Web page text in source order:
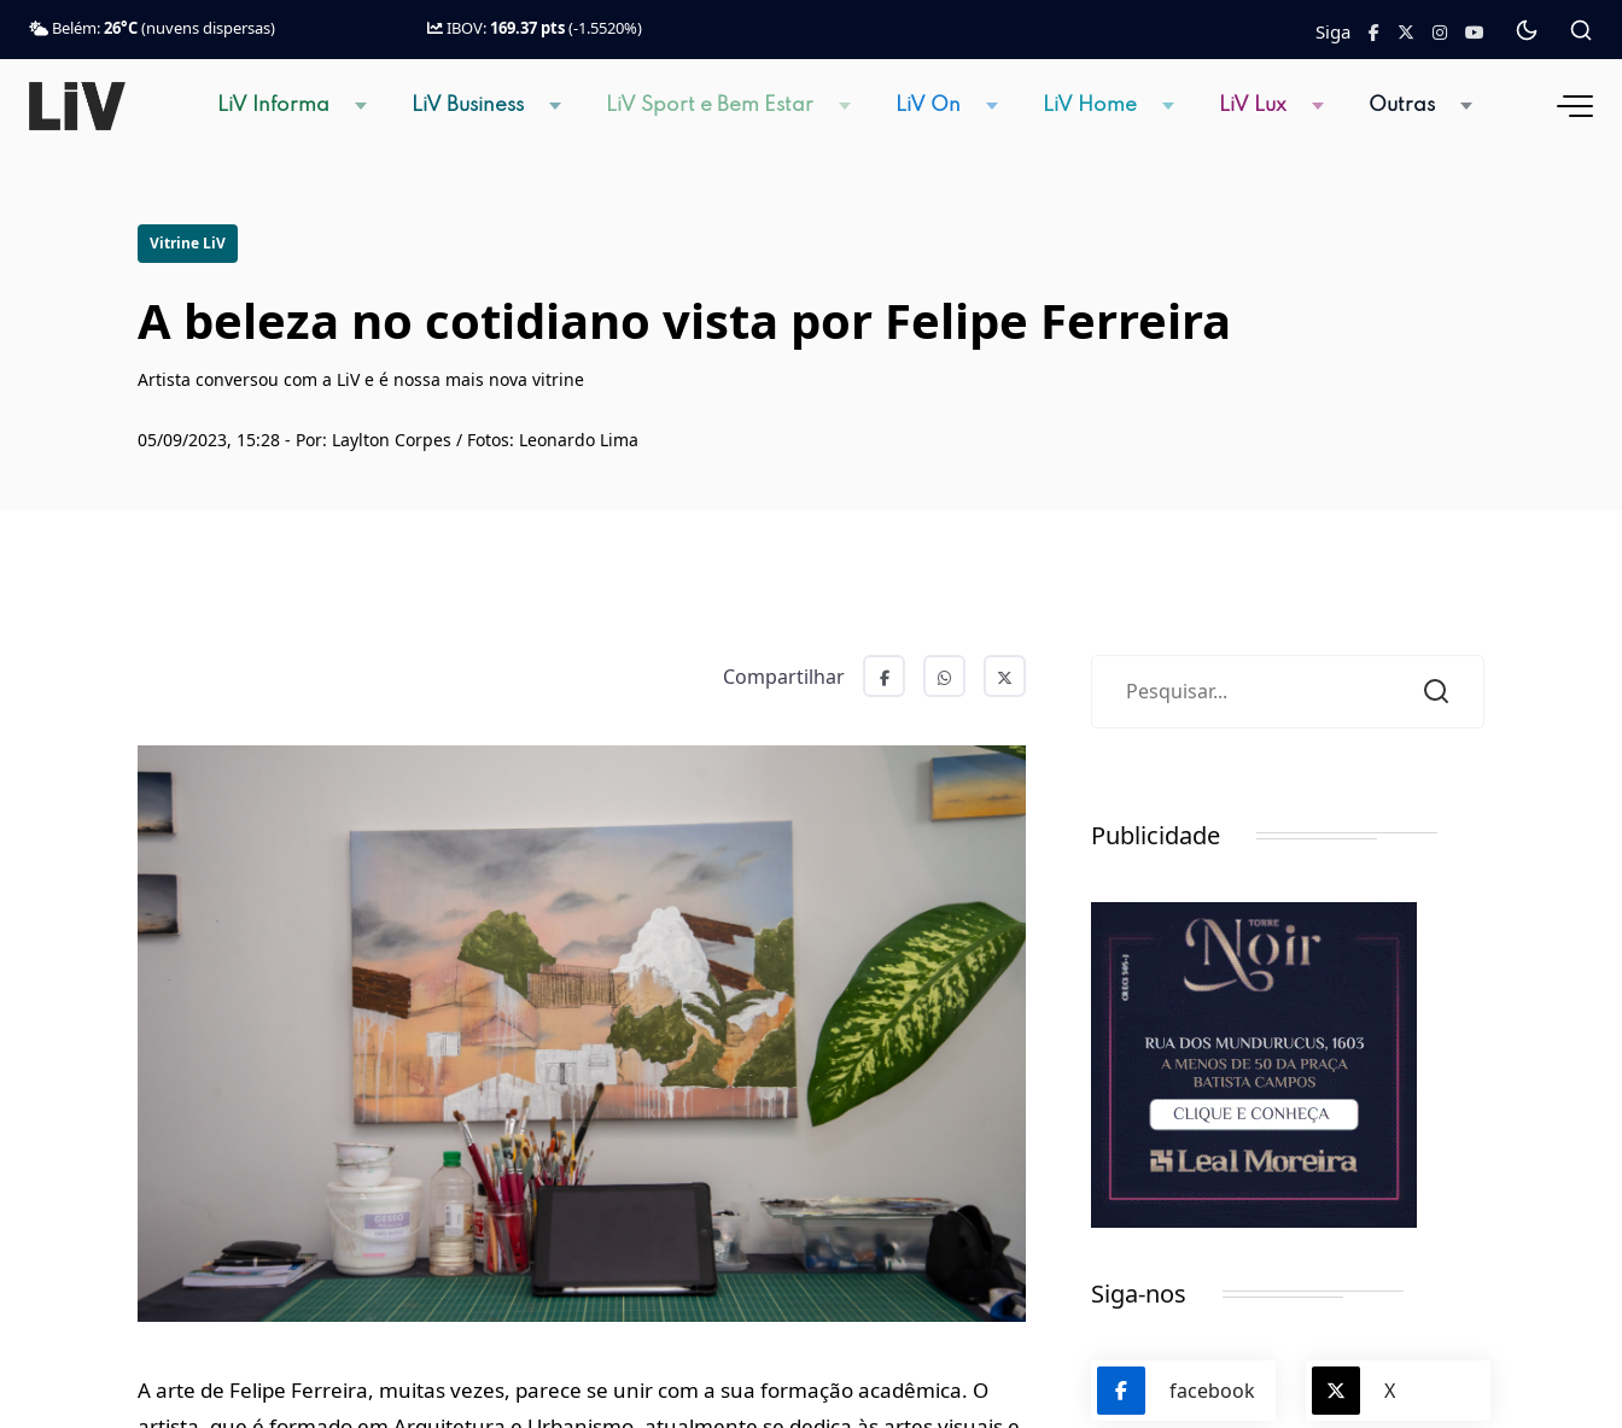
Belém:26°C(nuvens dispersas) IBOV: 169.37 pts(-1.5520%) Siga
LiV Informa LiV Business LiV Sport e Bem Estar LiV On LiV Home LiV Lux Outras
Vitrine LiV
A beleza no cotidiano vista por Felipe Ferreira
Artista conversou com a LiV e é nossa mais nova vitrine
05/09/2023, 15:28 - Por: Laylton Corpes / Fotos: Leonardo Lima
Compartilhar
A arte de Felipe Ferreira, muitas vezes, parece se unir com a sua formação acadêmica. O
Publicidade
Siga-nos
facebook X